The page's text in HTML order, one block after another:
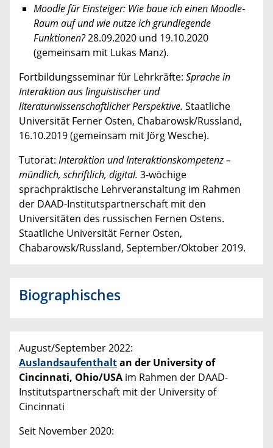
Moodle für Einsteiger: Wie baue ich einen Moodle‐
Raum auf und wie nutze ich grundlegende
Funktionen?28.09.2020 und 19.10.2020
(gemeinsam mit Lukas Manz).
Fortbildungsseminar für Lehrkräfte: Sprache in
Interaktion aus linguistischer und
literaturwissenschaftlicher Perspektive. Staatliche
Universität Ferner Osten, Chabarowsk/Russland,
16.10.2019 (gemeinsam mit Jörg Wesche).
Tutorat: Interaktion und Interaktionskompetenz –
mündlich, schriftlich, digital. 3-wöchige
sprachpraktische Lehrveranstaltung im Rahmen
der DAAD-Institutspartnerschaft mit den
Universitäten des russischen Fernen Ostens.
Staatliche Universität Ferner Osten,
Chabarowsk/Russland, September/Oktober 2019.
Biographisches
August/September 2022:
Auslandsaufenthaltan der University of
Cincinnati, Ohio/USA im Rahmen der DAAD-
Institutspartnerschaft mit der University of
Cincinnati
Seit November 2020: